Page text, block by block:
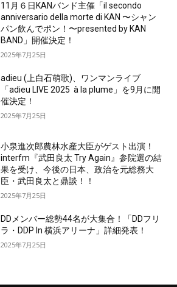
11月６日KANバンド主催「il secondo
anniversario della morte di KAN 〜シャン
パン飲んでポン！〜presented by KAN
BAND」開催決定！
2025年7月25日
adieu (上白石萌歌)、ワンマンライブ
「adieu LIVE 2025 à la plume」を9月に開
催決定！
2025年7月25日
小泉進次郎農林水産大臣がゲスト出演！
interfm『武田良太 Try Again』参院選の結
果を受け、今後の日本、政治を元総務大
臣・武田良太と鼎談！！
2025年7月25日
DDメンバー総勢44名が大集合！「DDフリ
ラ・DDP In 横浜アリーナ」詳細発表！
2025年7月25日